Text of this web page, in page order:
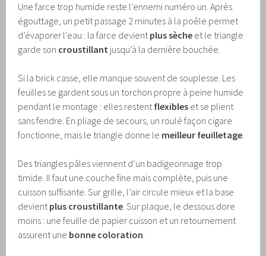
Une farce trop humide reste l’ennemi numéro un. Après
égouttage, un petit passage 2 minutes à la poêle permet
d’évaporer l’eau : la farce devient plus sèche et le triangle
garde son croustillant jusqu’à la dernière bouchée.
Si la brick casse, elle manque souvent de souplesse. Les
feuilles se gardent sous un torchon propre à peine humide
pendant le montage : elles restent flexibles et se plient
sans fendre. En pliage de secours, un roulé façon cigare
fonctionne, mais le triangle donne le meilleur feuilletage
Des triangles pâles viennent d’un badigeonnage trop
timide. Il faut une couche fine mais complète, puis une
cuisson suffisante. Sur grille, l’air circule mieux et la base
devient plus croustillante . Sur plaque, le dessous dore
moins : une feuille de papier cuisson et un retournement
assurent une bonne coloration